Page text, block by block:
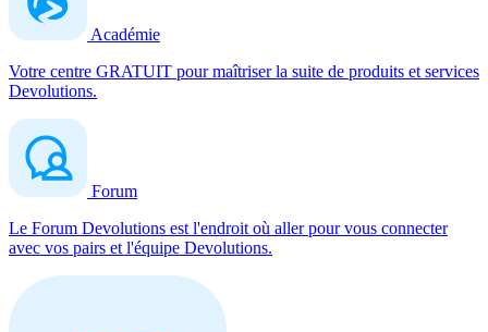
Académie
Votre centre GRATUIT pour maîtriser la suite de produits et services
Devolutions.
Forum
Le Forum Devolutions est l'endroit où aller pour vous connecter
avec vos pairs et l'équipe Devolutions.